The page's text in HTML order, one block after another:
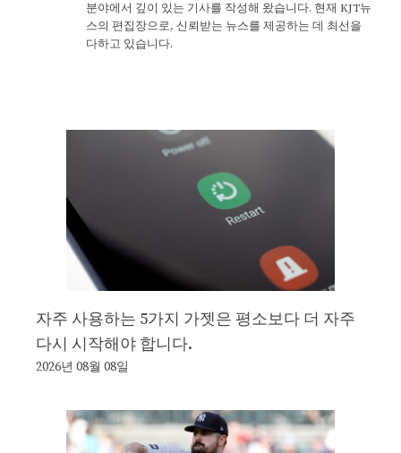
분야에서 깊이 있는 기사를 작성해 왔습니다. 현재 KJT뉴
스의 편집장으로, 신뢰받는 뉴스를 제공하는 데 최선을
다하고 있습니다.
자주 사용하는 5가지 가젯은 평소보다 더 자주
다시 시작해야 합니다.
2026년 08월 08일